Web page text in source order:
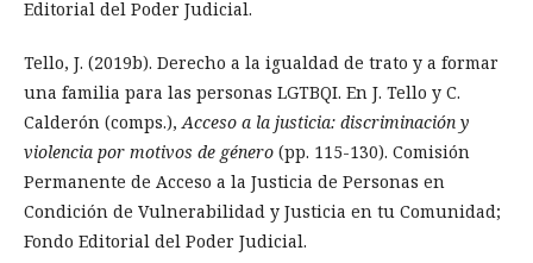
Editorial del Poder Judicial.
Tello, J. (2019b). Derecho a la igualdad de trato y a formar
una familia para las personas LGTBQI. En J. Tello y C.
Calderón (comps.), Acceso a la justicia: discriminación y
violencia por motivos de género (pp. 115-130). Comisión
Permanente de Acceso a la Justicia de Personas en
Condición de Vulnerabilidad y Justicia en tu Comunidad;
Fondo Editorial del Poder Judicial.